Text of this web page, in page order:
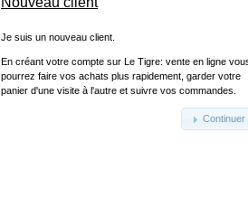
Je suis un nouveau client.
En créant votre compte sur Le Tigre: vente en ligne
pourrez faire vos achats plus rapidement, garder votre
panier d'une visite à l'autre et suivre vos commandes.
Continuer